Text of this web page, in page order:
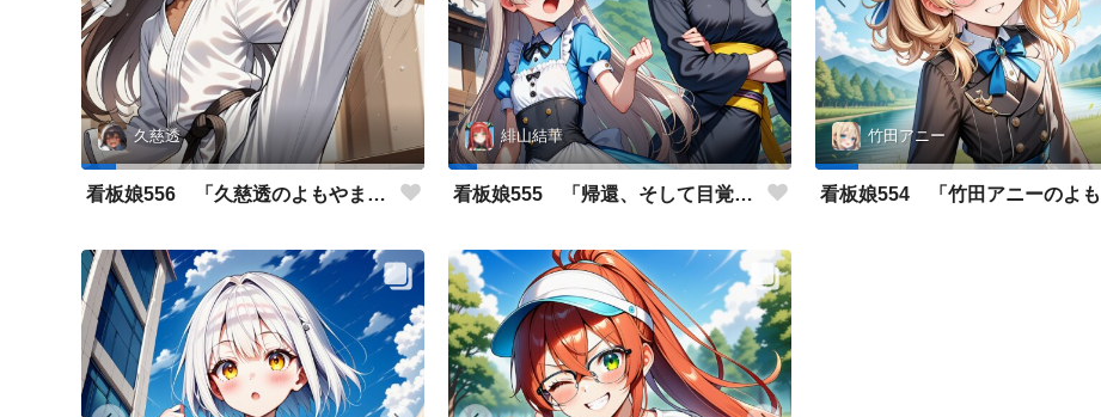
久慈透
看板娘556 「久慈透のよもやま話」
緋山結華
看板娘555 「帰還、そして目覚め。」
竹田アニー